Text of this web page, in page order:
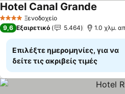
4 ΑστέριαΞενοδοχείο
Hotel Canal Grande
9,6 Εξαιρετικό 5.464 1.0 χλμ.
Επιλέξτε ημερομηνίες, για να
δείτε τις ακριβείς τιμές